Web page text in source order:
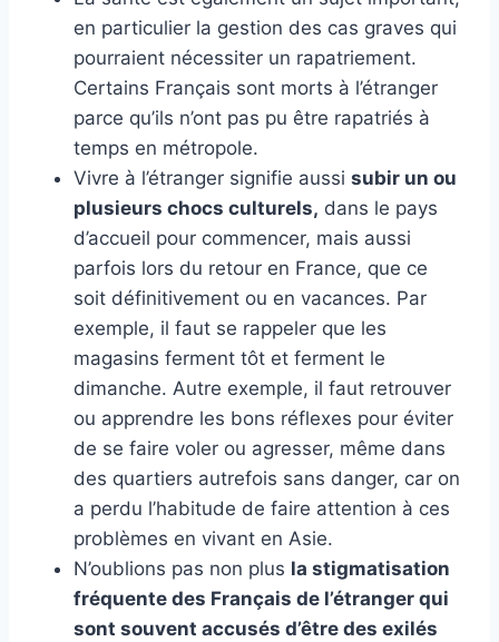
en particulier la gestion des cas graves qui
pourraient nécessiter un rapatriement.
Certains Français sont morts à l’étranger
parce qu’ils n’ont pas pu être rapatriés à
temps en métropole.
Vivre à l’étranger signifie aussi subir un ou
plusieurs chocs culturels, dans le pays
d’accueil pour commencer, mais aussi
parfois lors du retour en France, que ce
soit définitivement ou en vacances. Par
exemple, il faut se rappeler que les
magasins ferment tôt et ferment le
dimanche. Autre exemple, il faut retrouver
ou apprendre les bons réflexes pour éviter
de se faire voler ou agresser, même dans
des quartiers autrefois sans danger, car on
a perdu l’habitude de faire attention à ces
problèmes en vivant en Asie.
N’oublions pas non plus la stigmatisation
fréquente des Français de l’étranger qui
sont souvent accusés d’être des exilés